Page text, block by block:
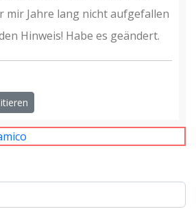
mir Jahre lang nicht aufgefallen
Hinweis! Habe es geändert.